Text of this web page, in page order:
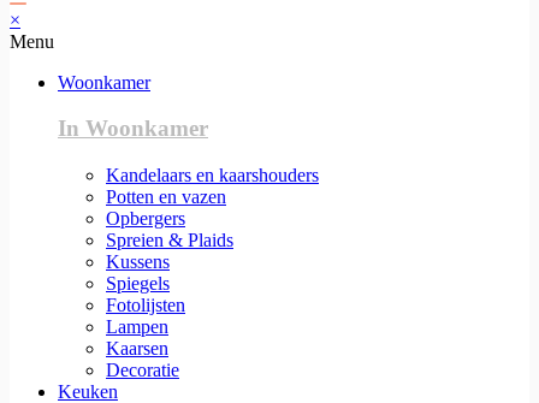
×
Menu
Woonkamer
In Woonkamer
Kandelaars en kaarshouders
Potten en vazen
Opbergers
Spreien & Plaids
Kussens
Spiegels
Fotolijsten
Lampen
Kaarsen
Decoratie
Keuken